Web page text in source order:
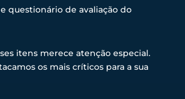
questionário de avaliação do
itens merece atenção especial.
os mais críticos para a sua